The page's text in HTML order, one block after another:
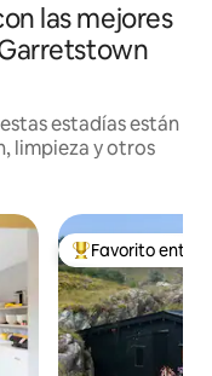
las mejores
estadías están
limpieza y otros
Favorito entre
Favorito entre